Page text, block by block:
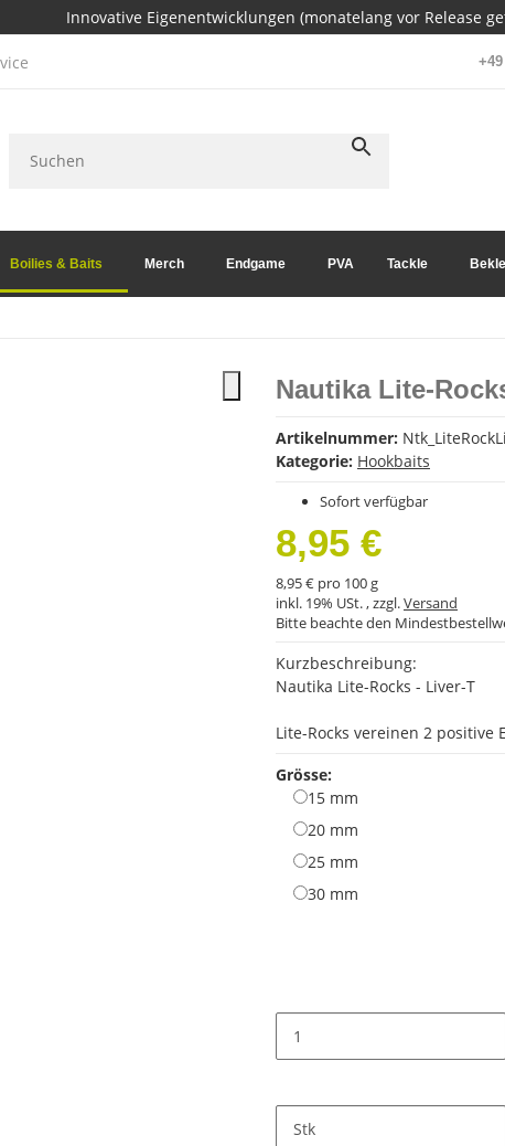
Innovative Eigenentwicklungen (monatelang vor Release
Boilies & Baits Merch Endgame PVA Tackle
Nautika Lite-
Artikelnummer:
Kategorie: Hookbaits
Sofort verfügbar
8,95 €
8,95 € pro 100 g
inkl. 19% USt. , zzgl.Versand
Bitte beachte den
Kurzbeschreibung:
Nautika Lite-Rocks - Liver-T
Lite-Rocks vereinen 2
Grösse:
15 mm
20 mm
25 mm
30 mm
Stk